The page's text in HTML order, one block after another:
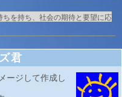
を持ち、社会の期待と要望に応
君
ージして作成し